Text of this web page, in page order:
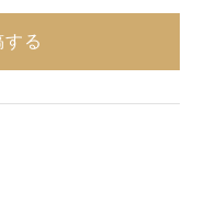
する